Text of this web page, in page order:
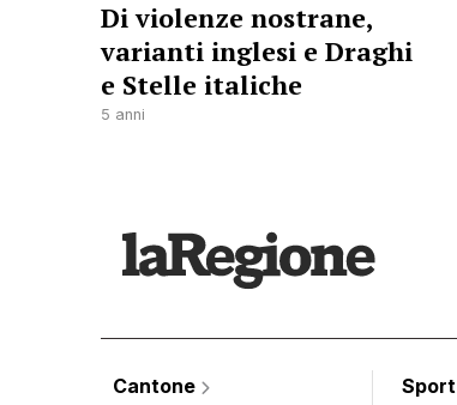
Di violenze nostrane,
varianti inglesi e Draghi
e Stelle italiche
5 anni
Cantone
Sport